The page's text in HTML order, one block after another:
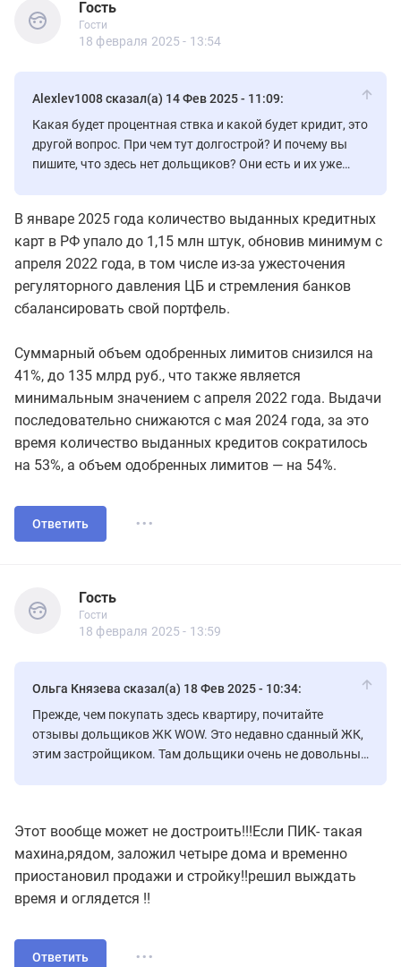
Гость
Гость
Гости
Гости
18 февраля 2025 - 13:54
Alexlev1008 сказал(а) 14 Фев 2025 - 11:09:
Какая будет процентная ствка и какой будет кридит, это
другой вопрос. При чем тут долгострой? И почему вы
пишите, что здесь нет дольщиков? Они есть и их уже
В январе 2025 года количество выданных кредитных
карт в РФ упало до 1,15 млн штук, обновив минимум с
апреля 2022 года, в том числе из-за ужесточения
регуляторного давления ЦБ и стремления банков
сбалансировать свой портфель.
Суммарный объем одобренных лимитов снизился на
41%, до 135 млрд руб., что также является
минимальным значением с апреля 2022 года. Выдачи
последовательно снижаются с мая 2024 года, за это
время количество выданных кредитов сократилось
на 53%, а объем одобренных лимитов — на 54%.
Ответить ...
Гость
Гость
Гости
Гости
18 февраля 2025 - 13:59
Ольга Князева сказал(а) 18 Фев 2025 - 10:34:
Прежде, чем покупать здесь квартиру, почитайте
отзывы дольщиков ЖК WOW. Это недавно сданный ЖК,
этим застройщиком. Там дольщики очень не довольны
Этот вообще может не достроить!!!Если ПИК- такая
махина,рядом, заложил четыре дома и временно
приостановил продажи и стройку!!решил выждать
время и оглядется !!
Ответить ...